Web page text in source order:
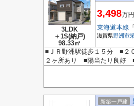
3LDK
＋1S(納戸)
98.33㎡
3,498万円
東海道本線
滋賀県野洲市
■ＪＲ野洲駅徒歩１５分 ■
２ヶ所あり ■陽当たり良好
新築一戸建